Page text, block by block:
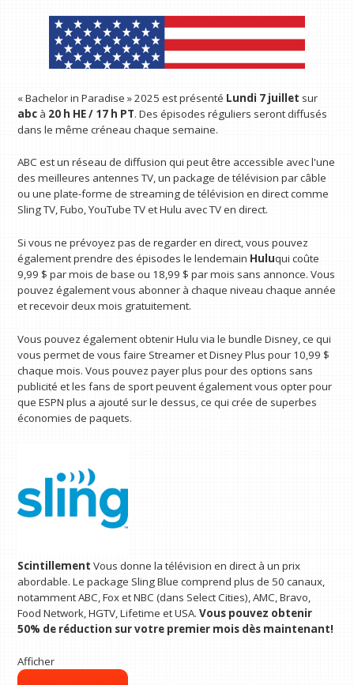
« Bachelor in Paradise » 2025 est présenté Lundi 7 juillet sur
abc à 20 h HE / 17 h PT. Des épisodes réguliers seront diffusés
dans le même créneau chaque semaine.
ABC est un réseau de diffusion qui peut être accessible avec l'une
des meilleures antennes TV, un package de télévision par câble
ou une plate-forme de streaming de télévision en direct comme
Sling TV, Fubo, YouTube TV et Hulu avec TV en direct.
Si vous ne prévoyez pas de regarder en direct, vous pouvez
également prendre des épisodes le lendemain Huluqui coûte
9,99 $ par mois de base ou 18,99 $ par mois sans annonce. Vous
pouvez également vous abonner à chaque niveau chaque année
et recevoir deux mois gratuitement.
Vous pouvez également obtenir Hulu via le bundle Disney, ce qui
vous permet de vous faire Streamer et Disney Plus pour 10,99 $
chaque mois. Vous pouvez payer plus pour des options sans
publicité et les fans de sport peuvent également vous opter pour
que ESPN plus a ajouté sur le dessus, ce qui crée de superbes
économies de paquets.
Scintillement Vous donne la télévision en direct à un prix
abordable. Le package Sling Blue comprend plus de 50 canaux,
notamment ABC, Fox et NBC (dans Select Cities), AMC, Bravo,
Food Network, HGTV, Lifetime et USA.Vous pouvez obtenir
50% de réduction sur votre premier mois dès maintenant!
Afficher